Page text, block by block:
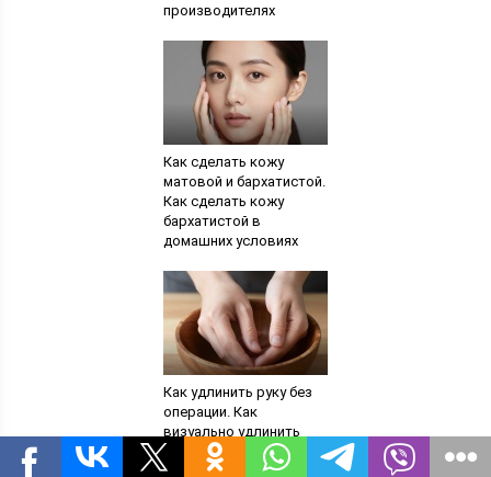
производителях
Как сделать кожу
матовой и бархатистой.
Как сделать кожу
бархатистой в
домашних условиях
Как удлинить руку без
операции. Как
визуально удлинить
пальцы? Выбираем
правильную форму